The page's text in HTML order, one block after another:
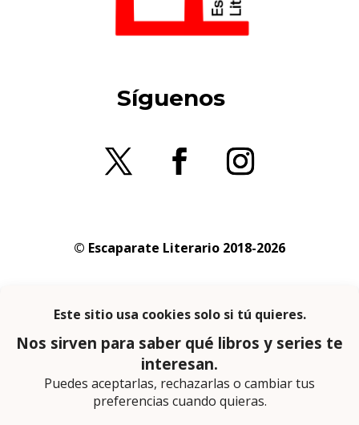
Síguenos
© Escaparate Literario 2018-2026
privacidad
En calidad de afiliado de Amazon obtengo
ingresos por las compras adscritas que